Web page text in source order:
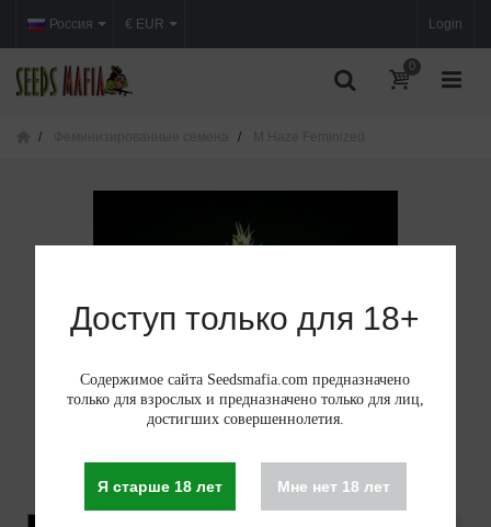
Россия Login
€ EUR
0
Доступ только для 18+
Содержимое сайта Seedsmafia.com предназначено
только для взрослых и предназначено только для лиц,
достигших совершеннолетия.
Я старше 18 лет Мне нет 18 лет